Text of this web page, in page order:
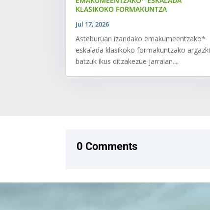
KLASIKOKO FORMAKUNTZA
Jul 17, 2026
Asteburuan izandako emakumeentzako*
eskalada klasikoko formakuntzako argazki
batzuk ikus ditzakezue jarraian....
0 Comments